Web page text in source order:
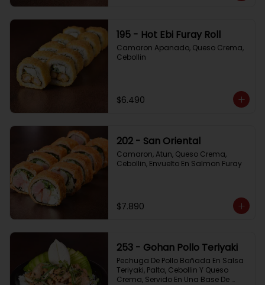
195 - Hot Ebi Furay Roll
Camaron Apanado, Queso Crema,
Cebollin
$6.490
202 - San Oriental
Camaron, Atun, Queso Crema,
Cebollin, Envuelto En Salmon Furay
$7.890
253 - Gohan Pollo Teriyaki
Pechuga De Pollo Bañada En Salsa
Teriyaki, Palta, Cebollin Y Queso
Crema, Servido En Una Base De